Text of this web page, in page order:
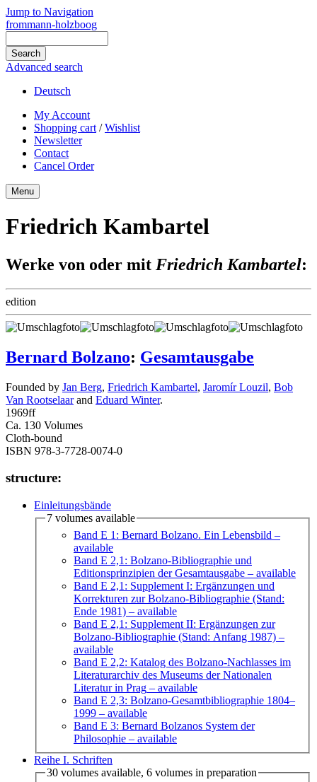
Jump to Navigation
frommann-holzboog
Advanced search
Deutsch
My Account
Shopping cart /Wishlist
Newsletter
Contact
Cancel Order
Menu
Friedrich Kambartel
Werke von oder mit Friedrich Kambartel:
edition
Bernard Bolzano: Gesamtausgabe
Founded by Jan Berg, Friedrich Kambartel, Jaromír Louzil, Bob
Van Rootselaarand Eduard Winter.
1969ff
Ca. 130 Volumes
Cloth-bound
ISBN 978-3-7728-0074-0
structure:
Einleitungsbände
7 volumes available
Band E 1: Bernard Bolzano. Ein Lebensbild –
available
Band E 2,1: Bolzano-Bibliographie und
Editionsprinzipien der Gesamtausgabe – available
Band E 2,1: Supplement I: Ergänzungen und
Korrekturen zur Bolzano-Bibliographie (Stand:
Ende 1981) – available
Band E 2,1: Supplement II: Ergänzungen zur
Bolzano-Bibliographie (Stand: Anfang 1987) –
available
Band E 2,2: Katalog des Bolzano-Nachlasses im
Literaturarchiv des Museums der Nationalen
Literatur in Prag – available
Band E 2,3: Bolzano-Gesamtbibliographie 1804–
1999 – available
Band E 3: Bernard Bolzanos System der
Philosophie – available
Reihe I. Schriften
30 volumes available, 6 volumes in preparation